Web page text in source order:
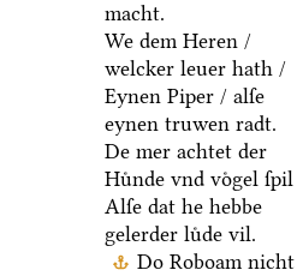
macht.
We dem Heren /
welcker leuer hath /
Eynen Piper / alſe
eynen truwen radt.
De mer achtet der
Huͤnde vnd voͤgel
Alſe dat he hebbe
gelerder luͤde vil.
Do Roboam nicht